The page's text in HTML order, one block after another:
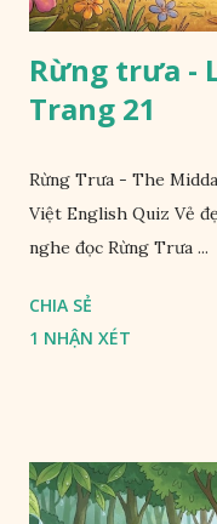
Rừng trưa -
Trang 21
Rừng Trưa - The
Việt English Quiz Vẻ
nghe đọc Rừng Trưa ...
CHIA SẺ
1 NHẬN XÉT